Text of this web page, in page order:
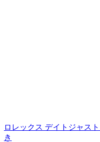
ロレックス デイトジャス
き